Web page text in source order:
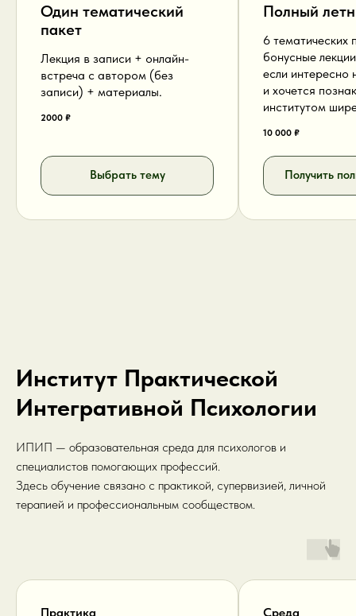
Один тематический
пакет
Лекция в записи + онлайн-
встреча с автором (без
записи) + материалы.
2000 ₽
Выбрать тему
Полный
6 тематических
бонусные
если интересно
и хочется
институтом
10 000 ₽
Получить
Институт Практической
Интегративной Психологии
ИПИП — образовательная среда для психологов и
специалистов помогающих профессий.
Здесь обучение связано с практикой, супервизией, личной
терапией и профессиональным сообществом.
Практика Среда